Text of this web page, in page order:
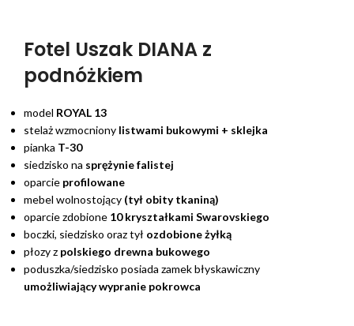
Fotel Uszak DIANA z
podnóżkiem
model ROYAL 13
stelaż wzmocniony listwami bukowymi + sklejka
pianka T-30
siedzisko na sprężynie falistej
oparcie profilowane
mebel wolnostojący (tył obity tkaniną)
oparcie zdobione 10 kryształkami Swarovskiego
boczki, siedzisko oraz tył ozdobione żyłką
płozy z polskiego drewna bukowego
poduszka/siedzisko posiada zamek błyskawiczny
umożliwiający wypranie pokrowca